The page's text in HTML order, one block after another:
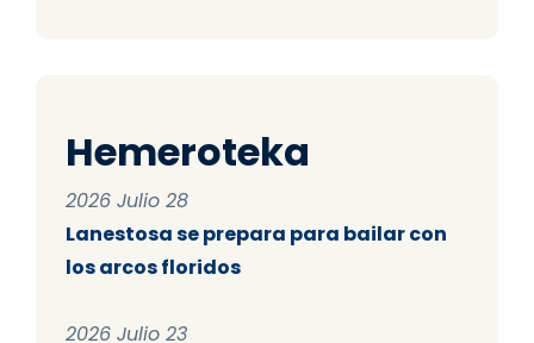
Hemeroteka
2026 Julio 28
Lanestosa se prepara para bailar con
los arcos floridos
2026 Julio 23